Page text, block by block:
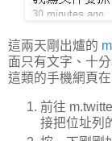
這兩天剛出爐的
面只有文字、十
這類的手機網頁
前往
接把位址列